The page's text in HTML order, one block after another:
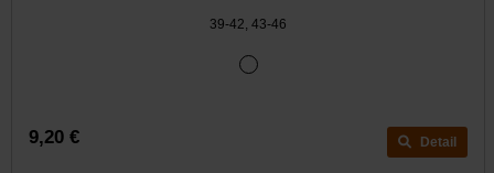
39-42, 43-46
9,20 € Detail